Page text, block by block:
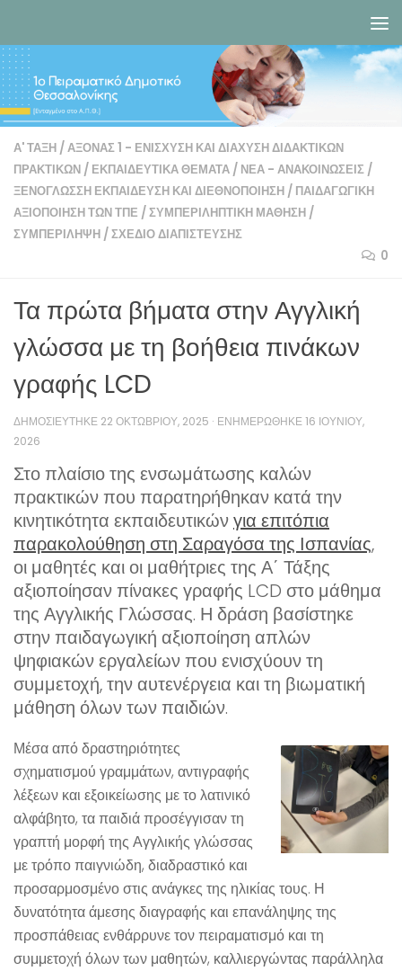
Α' ΤΆΞΗ /ΆΞΟΝΑΣ 1 - ΕΝΊΣΧΥΣΗ ΚΑΙ ΔΙΑΧΥΣΗ ΔΙΔΑΚΤΙΚΏΝ
ΠΡΑΚΤΙΚΏΝ / ΕΚΠΑΙΔΕΥΤΙΚΆ ΘΈΜΑΤΑ / ΝΈΑ - ΑΝΑΚΟΙΝΏΣΕΙΣ /
ΞΕΝΟΓΛΩΣΣΗ ΕΚΠΑΊΔΕΥΣΗ ΚΑΙ ΔΙΕΘΝΟΠΟΊΗΣΗ / ΠΑΙΔΑΓΩΓΙΚΉ
ΑΞΙΟΠΟΊΗΣΗ ΤΩΝ ΤΠΕ /ΣΥΜΠΕΡΙΛΗΠΤΙΚΉ ΜΆΘΗΣΗ /
ΣΥΜΠΕΡΊΛΗΨΗ /ΣΧΈΔΙΟ ΔΙΑΠΊΣΤΕΥΣΗΣ
0
Τα πρώτα βήματα στην Αγγλική
γλώσσα με τη βοήθεια πινάκων
γραφής LCD
ΔΗΜΟΣΙΕΎΤΗΚΕ 22 ΟΚΤΩΒΡΊΟΥ, 2025 · ΕΝΗΜΕΡΏΘΗΚΕ16 ΙΟΥΝΊΟΥ,
2026
Στο πλαίσιο της ενσωμάτωσης καλών
πρακτικών που παρατηρήθηκαν κατά την
κινητικότητα εκπαιδευτικώνγια επιτόπια
παρακολούθηση στη Σαραγόσα της Ισπανίας,
οι μαθητές και οι μαθήτριες της Α΄ Τάξης
αξιοποίησαν πίνακες γραφής LCD στο μάθημα
της Αγγλικής Γλώσσας. Η δράση βασίστηκε
στην παιδαγωγική αξιοποίηση απλών
ψηφιακών εργαλείων που ενισχύουν τη
συμμετοχή, την αυτενέργεια και τη βιωματική
μάθηση όλων των παιδιών.
Μέσα από δραστηριότητες
σχηματισμού γραμμάτων, αντιγραφής
λέξεων και εξοικείωσης με το λατινικό
αλφάβητο, τα παιδιά προσέγγισαν τη
γραπτή μορφή της Αγγλικής γλώσσας
με τρόπο παιγνιώδη, διαδραστικό και
προσαρμοσμένο στις ανάγκες της ηλικίας τους. Η
δυνατότητα άμεσης διαγραφής και επανάληψης της
προσπάθειας ενθάρρυνε τον πειραματισμό και τη
συμμετοχή όλων των μαθητών, καλλιεργώντας παράλληλα